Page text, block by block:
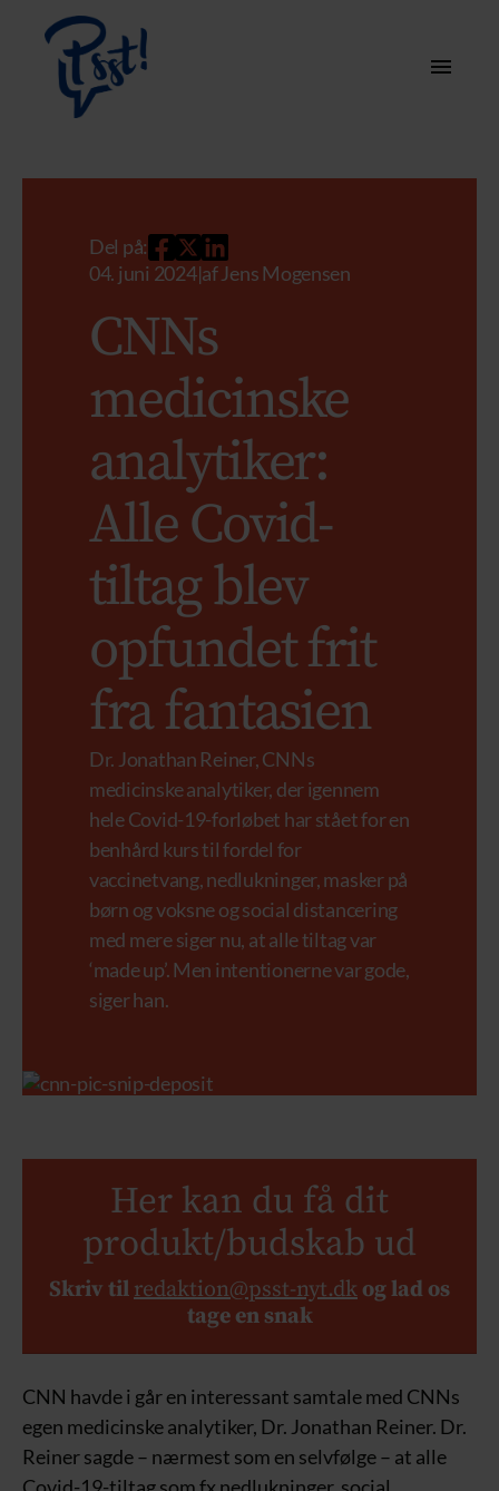
04. juni 2024|af Jens Mogensen
Del på:
CNNs
medicinske
analytiker:
Alle Covid-
tiltag blev
opfundet frit
fra fantasien
Dr. Jonathan Reiner, CNNs
medicinske analytiker, der igennem
hele Covid-19-forløbet har stået for en
benhård kurs til fordel for
vaccinetvang, nedlukninger, masker på
børn og voksne og social distancering
med mere siger nu, at alle tiltag var
‘made up’. Men intentionerne var gode,
siger han.
Her kan du få dit
produkt/budskab ud
Skriv tilredaktion@psst-nyt.dk og lad os
tage en snak
CNN havde i går en interessant samtale med CNNs
egen medicinske analytiker, Dr. Jonathan Reiner. Dr.
Reiner sagde – nærmest som en selvfølge – at alle